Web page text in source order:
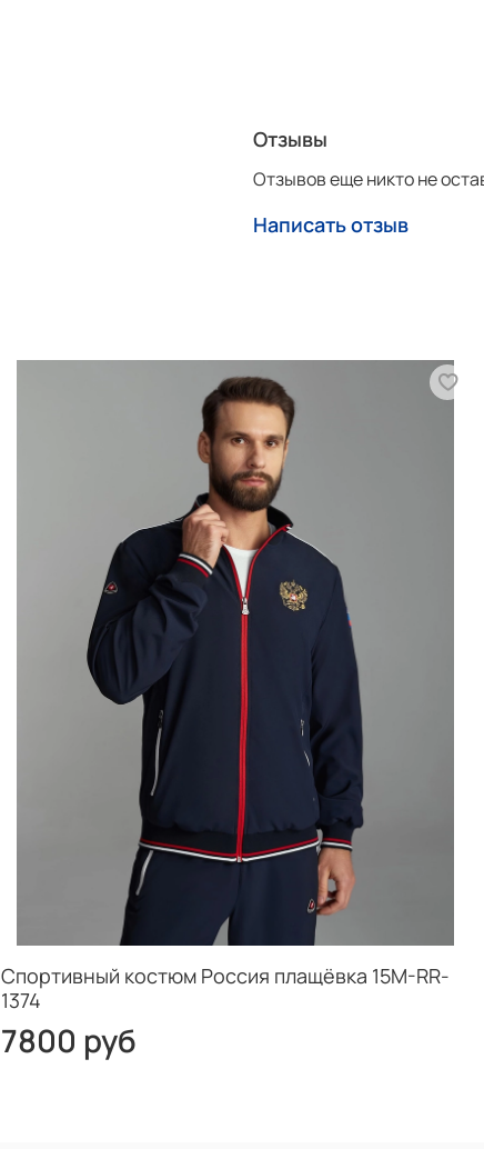
Замеры проводятся в
* рассчитывается расстояние
Отзывы
Отзывов еще никто не
Написать отзыв
Спортивный костюм Россия плащёвка 15M-RR-
1374
7800 руб